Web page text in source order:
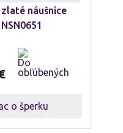
náušnice
o šperku